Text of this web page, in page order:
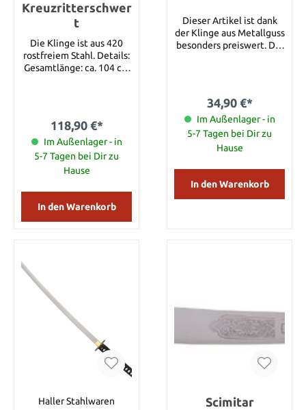
Kreuzritterschwer
t
Die Klinge ist aus 420
rostfreiem Stahl. Details:
Gesamtlänge: ca. 104 cm
118,90 €*
Im Außenlager - in
5-7 Tagen bei Dir zu
Hause
In den Warenkorb
Dieser Artikel ist dank
der Klinge aus Metallguss
besonders preiswert. Die
34,90 €*
Im Außenlager - in
5-7 Tagen bei Dir zu
Hause
In den Warenkorb
Haller Stahlwaren Scimitar